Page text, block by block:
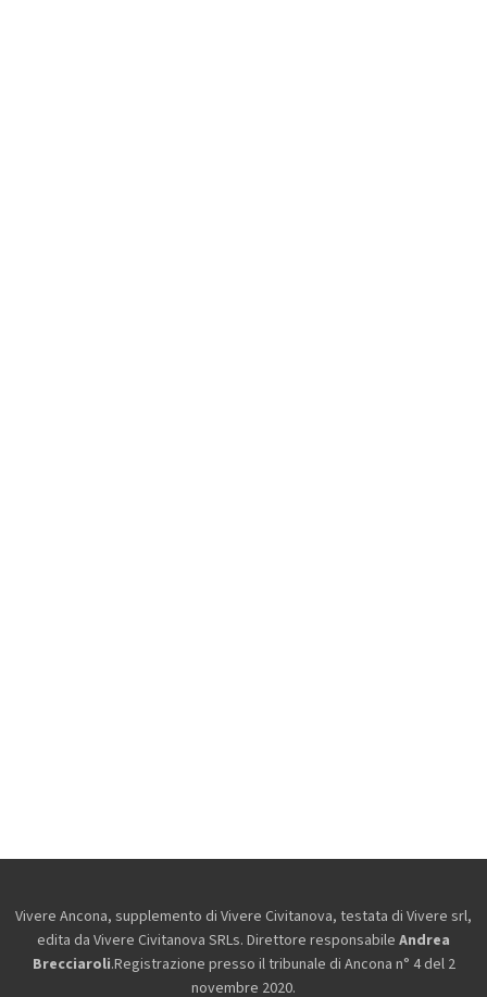
Vivere Ancona, supplemento di Vivere Civitanova, testata di Vivere srl,
edita da Vivere Civitanova SRLs. Direttore responsabile Andrea
Brecciaroli.Registrazione presso il tribunale di Ancona n° 4 del 2
novembre 2020.